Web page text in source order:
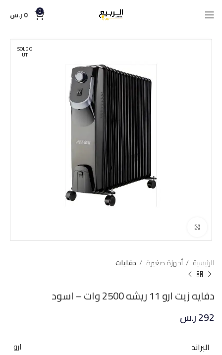
0
0 ر.س
SOLD O
UT
الرئيسية أجهزة صغيرة دفايات
دفايه زيت ارو 11 ريشه 2500 وات – اسود
292ر.س
البراند ارو